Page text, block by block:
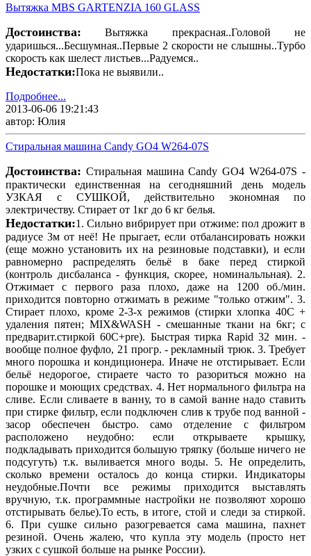
Вытяжка MBS GARTENZIA 160 GLASS
Достоинства: Вытяжка прекрасная..Головой не
ударишься...Бесшумная..Первые 2 скорости не слышны..Турбо
скорость как шелест листьев...Радуемся..
Недостатки:Пока не выявили..
Подробнее...
2013-06-06 19:21:43
автор: Юлия
Стиральная машина Candy GO4 W264-07S
Достоинства: Стиральная машина Candy GO4 W264-07S -
практически единственная на сегодняшний день модель
УЗКАЯ с СУШКОЙ, действительно экономная по
электричеству. Стирает от 1кг до 6 кг белья.
Недостатки:1. Сильно вибрирует при отжиме: пол дрожит в
радиусе 3м от неё! Не прыгает, если отбалансировать ножки
(еще можно установить их на резиновые подставки), и если
равномерно распределять бельё в баке перед стиркой
(контроль дисбаланса - функция, скорее, номинальльная). 2.
Отжимает с первого раза плохо, даже на 1200 об./мин.
приходится повторно отжимать в режиме "только отжим". 3.
Стирает плохо, кроме 2-3-х режимов (стирки хлопка 40С +
удаления пятен; MIX&WASH - смешанные ткани на 6кг; с
предварит.стиркой 60С+pre). Быстрая тирка Rapid 32 мин. -
вообще полное фуфло, 21 прогр. - рекламный трюк. 3. Требует
много порошка и кондиционера. Иначе не отстирывает. Если
бельё недорогое, стираете часто то разориться можно на
порошке и моющих средствах. 4. Нет нормального фильтра на
сливе. Если сливаете в ванну, то в самой ванне надо ставить
при стирке фильтр, если подключен слив к трубе под ванной -
засор обеспечен быстро. само отделение с фильтром
расположено неудобно: если открываете крышку,
подкладывать приходится большую тряпку (больше ничего не
подсугуть) т.к. выливается много воды. 5. Не определить,
сколько времени осталось до конца стирки. Индикаторы
неудобные.Почти все режимы приходится выставлять
вручную, т.к. программные настройки не позволяют хорошо
отстирывать белье).То есть, в итоге, стой и следи за стиркой.
6. При сушке сильно разогревается сама машина, пахнет
резиной. Очень жалею, что купла эту модель (просто нет
узких с сушкой больше на рынке России).